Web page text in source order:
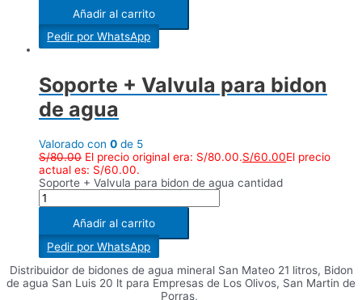
Añadir al carrito
Pedir por WhatsApp
Soporte + Valvula para bidon
de agua
Valorado con 0 de 5
S/80.00 El precio original era: S/80.00.S/60.00El precio
actual es: S/60.00.
Soporte + Valvula para bidon de agua cantidad
Añadir al carrito
Pedir por WhatsApp
Distribuidor de bidones de agua mineral San Mateo 21 litros, Bidon
de agua San Luis 20 lt para Empresas de Los Olivos, San Martin de
Porras,